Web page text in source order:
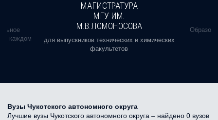
в каждом
МАГИСТРАТУРА
МГУ ИМ.
М.В.ЛОМОНОСОВА
для выпускников технических и химических
факультетов
Вузы Чукотского автономного округа
Лучшие вузы Чукотского автономного округа – найдено 0 вузов